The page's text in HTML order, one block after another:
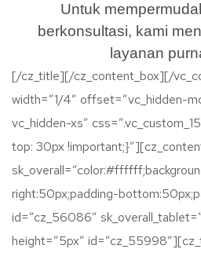
Untuk
berkonsultasi, kami
layanan
[/cz_title][/cz_content_box][/
width=”1/4″ offset=”vc_hidden-
vc_hidden-xs”
top: 30px
right:50px;padding-
id=”cz_56086″
height=”5px”